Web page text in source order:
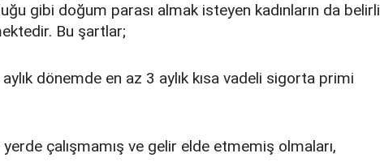
gibi doğum parası almak isteyen kadınların da belirli
Bu şartlar;
dönemde en az 3 aylık kısa vadeli sigorta primi
çalışmamış ve gelir elde etmemiş olmaları,